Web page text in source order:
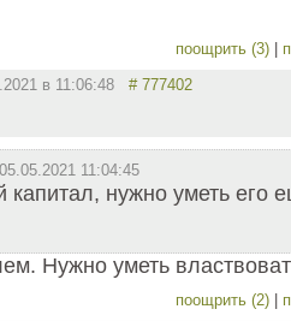
поощрить (3) |
в 11:06:48 # 777402
05.05.2021 11:04:45
нужно уметь его
Нужно уметь
поощрить (2) |